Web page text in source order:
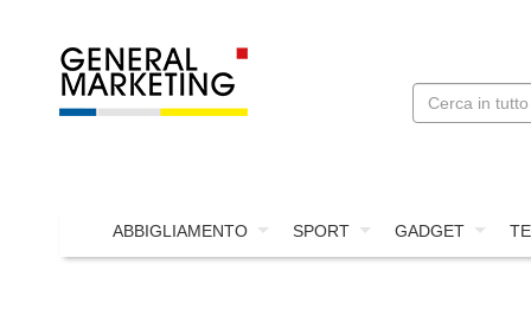
ABBIGLIAMENTO SPORT GADGET